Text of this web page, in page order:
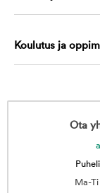
Koulutus ja
Ota
Ma-